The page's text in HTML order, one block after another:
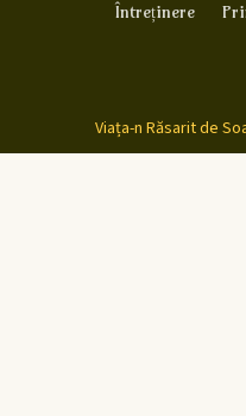
Întreținere
Viața-n Răsarit de